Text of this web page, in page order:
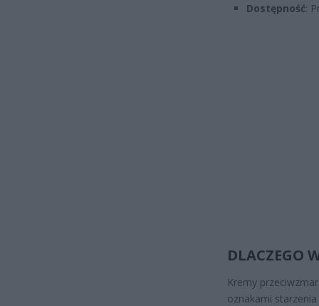
Dostępność:
DLACZEGO
Kremy
oznakami